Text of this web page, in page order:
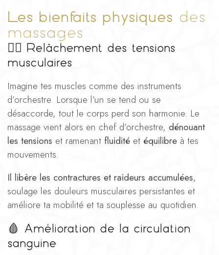
Les bienfaits physiques des
massages
Relâchement des tensions
musculaires
Imagine tes muscles comme des instruments
d’orchestre. Lorsque l’un se tend ou se
désaccorde, tout le corps perd son harmonie. Le
massage vient alors en chef d’orchestre, dénouant
les tensions et ramenant fluidité et équilibre à tes
mouvements.
Il libère les contractures et raideurs accumulées,
soulage les douleurs musculaires persistantes et
améliore ta mobilité et ta souplesse au quotidien.
🩸
Amélioration de la circulation
sanguine